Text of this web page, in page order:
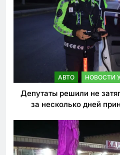
АВТО НОВОСТИ
Депутаты решили не
за несколько дней